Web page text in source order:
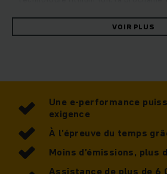
convertir l’ensemble de sa flotte de
électrique.
flotte entièrement électrique de
VOIR PLUS
Une e-performance
exigence
À l’épreuve du temps
Moins d’émissions, plus
Assistance de plus de 6